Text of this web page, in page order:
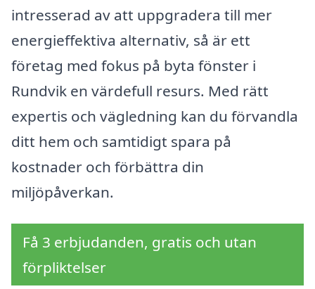
intresserad av att uppgradera till mer
energieffektiva alternativ, så är ett
företag med fokus på byta fönster i
Rundvik en värdefull resurs. Med rätt
expertis och vägledning kan du förvandla
ditt hem och samtidigt spara på
kostnader och förbättra din
miljöpåverkan.
Få 3 erbjudanden, gratis och utan
förpliktelser